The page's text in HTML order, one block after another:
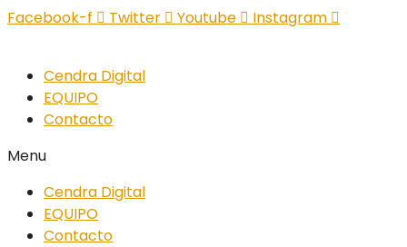
Facebook-f Twitter Youtube Instagram
Cendra Digital
EQUIPO
Contacto
Menu
Cendra Digital
EQUIPO
Contacto